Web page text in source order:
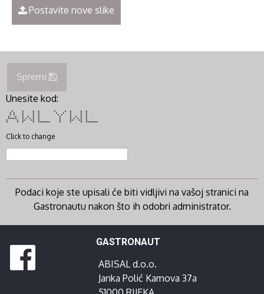
Postavite nove slike
Spremi
Unesite kod:
* * * * * * * * *
* * * * * * * * * *
* * * * * * * * * *
* * * * * * * * * * *
***** * * * * * * * * * * *
* * ** ** * * ** ** *
* * * * ******* * * * *******
Click to change
Podaci koje ste upisali će biti vidljivi na vašoj stranici na
Gastronautu nakon što ih odobri administrator.
GASTRONAUT
ABISAL d.o.o.
Janka Polić Kamova 37a